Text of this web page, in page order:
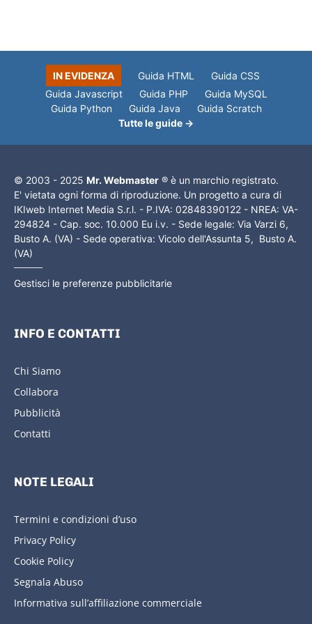
IN EVIDENZA Guida HTML
Guida CSS
Guida Javascript
Guida PHP
Guida MySQL
Guida Python
Guida Java
Guida Scratch
Tutte le guide →
© 2003 - 2025 Mr. Webmaster ® è un marchio registrato.
E' vietata ogni forma di riproduzione. Un progetto a cura di
IKIweb Internet Media S.r.l. - P.IVA: 02848390122 - NREA: VA-
294824 - Cap. soc. 10.000 Eu i.v. - Sede legale: Via Varzi 6,
Busto A. (VA) - Sede operativa: Vicolo dell'Assunta 5, Busto A.
(VA)
Gestisci le preferenze pubblicitarie
INFO E CONTATTI
Chi Siamo
Collabora
Pubblicità
Contatti
NOTE LEGALI
Termini e condizioni d’uso
Privacy Policy
Cookie Policy
Segnala Abuso
Informativa sull’affiliazione commerciale